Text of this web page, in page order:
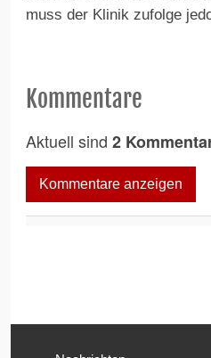
muss der Klinik zufolge
Kommentare
Aktuell sind 2
Kommentare anzeigen